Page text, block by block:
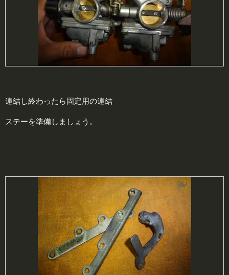
連結し終わったら固定用の連結
ステーを準備しましょう。